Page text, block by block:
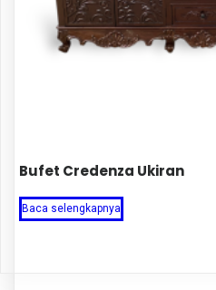
Bufet Credenza Ukiran
Baca selengkapnya